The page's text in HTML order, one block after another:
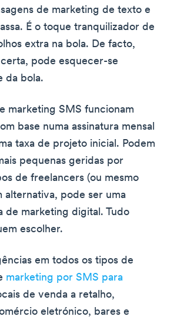
de marketing de texto e
É o toque tranquilizador de
extra na bola. De facto,
pode esquecer-se
da bola.
marketing SMS funcionam
base numa assinatura mensal
taxa de projeto inicial. Podem
pequenas geridas por
de freelancers (ou mesmo
alternativa, pode ser uma
de marketing digital. Tudo
escolher.
em todos os tipos de
marketing por SMS para
de venda a retalho,
eletrónico, bares e